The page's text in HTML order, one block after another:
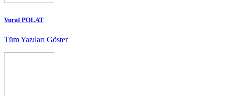
Vural POLAT
Tüm Yazıları Göster